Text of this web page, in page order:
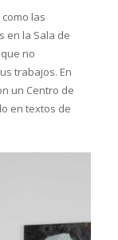
las
en la Sala de
no
trabajos. En
un Centro de
en textos de